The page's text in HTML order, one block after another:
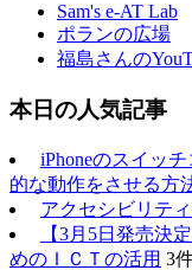
Sam's e-AT Lab
ポランの広場
福島さんの
本日の人気記事
iPhoneのスイッ
的な動作をさせる方
アクセシビリテ
【3月5日発売決
めのＩＣＴの活用 3